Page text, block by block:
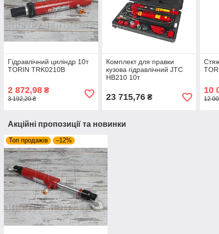
Гідравлічний циліндр 10т
TORIN TRK0210B
2 872,98 ₴
3 192,20 ₴
Комплект для правки
кузова гідравлічний JTC
HB210 10т
23 715,76₴
10
12
Акційні пропозиції та новинки
Топ продажів –12%